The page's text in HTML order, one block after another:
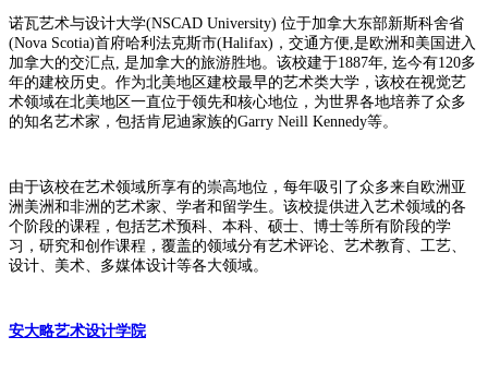
诺瓦艺术与设计大学(NSCAD University) 位于加拿大东部新斯科舍省
(Nova Scotia)首府哈利法克斯市(Halifax)，交通方便,是欧洲和美国进入
加拿大的交汇点, 是加拿大的旅游胜地。该校建于1887年, 迄今有120多
年的建校历史。作为北美地区建校最早的艺术类大学，该校在视觉艺
术领域在北美地区一直位于领先和核心地位，为世界各地培养了众多
的知名艺术家，包括肯尼迪家族的Garry Neill Kennedy等。
由于该校在艺术领域所享有的崇高地位，每年吸引了众多来自欧洲亚
洲美洲和非洲的艺术家、学者和留学生。该校提供进入艺术领域的各
个阶段的课程，包括艺术预科、本科、硕士、博士等所有阶段的学
习，研究和创作课程，覆盖的领域分有艺术评论、艺术教育、工艺、
设计、美术、多媒体设计等各大领域。
安大略艺术设计学院